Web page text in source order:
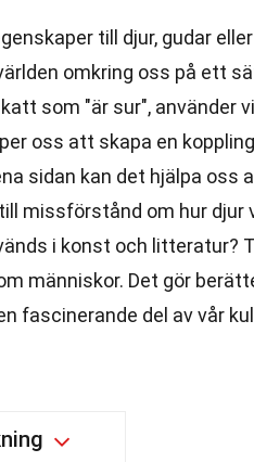
till djur, gudar
omkring oss på ett
som "är sur", använder
oss att skapa en
sidan kan det hjälpa oss
missförstånd om hur djur
i konst och litteratur?
människor. Det gör
fascinerande del av vår